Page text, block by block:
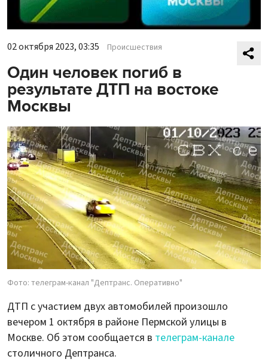
02 октября 2023, 03:35 Происшествия
Один человек погиб в
результате ДТП на востоке
Москвы
Фото: телеграм-канал "Дептранс. Оперативно"
ДТП с участием двух автомобилей произошло
вечером 1 октября в районе Пермской улицы в
Москве. Об этом сообщается в телеграм-канале
столичного Дептранса.